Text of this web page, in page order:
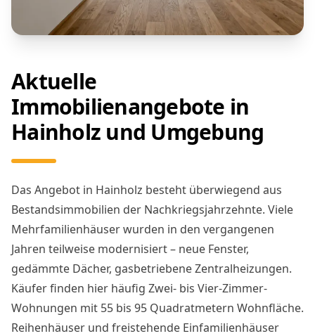
Aktuelle
Immobilienangebote in
Hainholz und Umgebung
Das Angebot in Hainholz besteht überwiegend aus
Bestandsimmobilien der Nachkriegsjahrzehnte. Viele
Mehrfamilienhäuser wurden in den vergangenen
Jahren teilweise modernisiert – neue Fenster,
gedämmte Dächer, gasbetriebene Zentralheizungen.
Käufer finden hier häufig Zwei- bis Vier-Zimmer-
Wohnungen mit 55 bis 95 Quadratmetern Wohnfläche.
Reihenhäuser und freistehende Einfamilienhäuser